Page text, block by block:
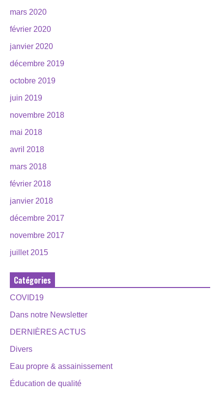
mars 2020
février 2020
janvier 2020
décembre 2019
octobre 2019
juin 2019
novembre 2018
mai 2018
avril 2018
mars 2018
février 2018
janvier 2018
décembre 2017
novembre 2017
juillet 2015
Catégories
COVID19
Dans notre Newsletter
DERNIÈRES ACTUS
Divers
Eau propre & assainissement
Éducation de qualité